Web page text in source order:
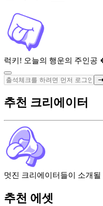
럭키! 오늘의 행운의 주인공
추천 크리에이터
멋진 크리에이터들이 소개
추천 에셋